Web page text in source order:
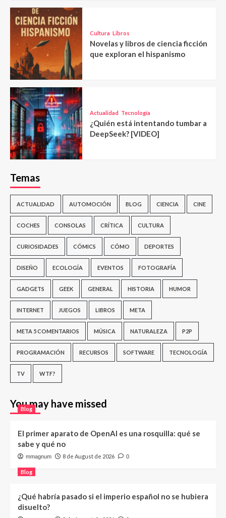
Cultura Libros
Novelas y libros de ciencia ficción
que exploran el hispanismo
Actualidad Tecnología
¿Quién está intentando tumbar a
DeepSeek? [VIDEO]
Temas
ACTUALIDAD AUTOMOCIÓN BLOG CIENCIA CINE
COCHES CONSOLAS CRÍTICA CULTURA
CURIOSIDADES CÓMICS CÓMO DEPORTES
DISEÑO ECOLOGÍA EVENTOS FOTOGRAFÍA
GADGETS GEEK GENERAL HISTORIA HUMOR
INTERNET JUEGOS LIBROS META
META 5 COMENTARIOS MÚSICA NATURALEZA P2P
PROGRAMACIÓN RECURSOS SOFTWARE TECNOLOGÍA
TV WTF?
You may have missed
Blog
El primer aparato de OpenAI es una rosquilla: qué se
sabe y qué no
mmagnum 8 de August de 2026 0
Blog
¿Qué habría pasado si el imperio español no se hubiera
disuelto?